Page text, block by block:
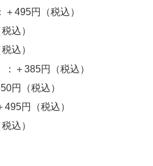
495円（税込）
込）
込）
＋385円（税込）
円（税込）
円（税込）
込）